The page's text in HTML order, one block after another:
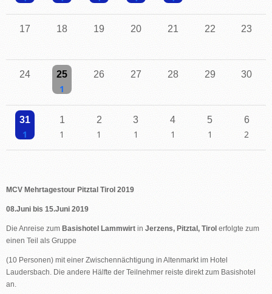
17 18 19 20 21 22 23
24 25 26 27 28 29 30
31 1 2 3 4 5 6
MCV Mehrtagestour Pitztal Tirol 2019
08.Juni bis 15.Juni 2019
Die Anreise zum Basishotel Lammwirt in Jerzens, Pitztal, Tirol erfolgte zum
einen Teil als Gruppe
(10 Personen) mit einer Zwischennächtigung in Altenmarkt im Hotel
Laudersbach. Die andere Hälfte der Teilnehmer reiste direkt zum Basishotel
an.